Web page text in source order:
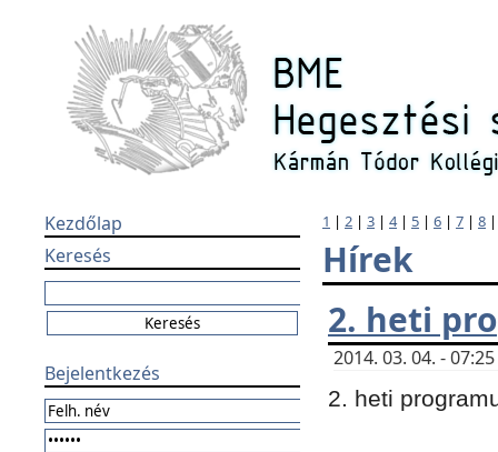
Kezdőlap
Keresés
Bejelentkezés
1 | 2 | 3 | 4| 5 | 6 | 7 | 8
Hírek
2. heti
2014. 03. 04. -
2. heti